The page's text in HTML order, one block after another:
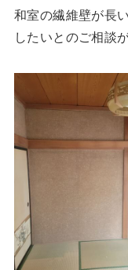
和室の繊維壁が長
したいとのご相談